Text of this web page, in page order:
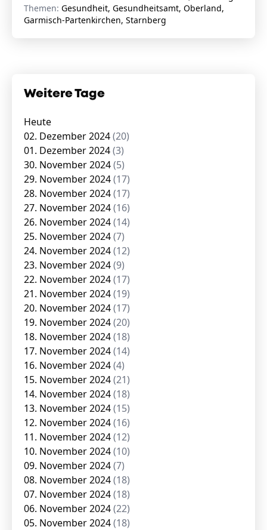
Themen: Gesundheit, Gesundheitsamt, Oberland,
Garmisch-Partenkirchen, Starnberg
Weitere Tage
Heute
02. Dezember 2024(20)
01. Dezember 2024(3)
30. November 2024(5)
29. November 2024(17)
28. November 2024(17)
27. November 2024(16)
26. November 2024(14)
25. November 2024(7)
24. November 2024(12)
23. November 2024(9)
22. November 2024(17)
21. November 2024(19)
20. November 2024(17)
19. November 2024(20)
18. November 2024(18)
17. November 2024(14)
16. November 2024(4)
15. November 2024(21)
14. November 2024(18)
13. November 2024(15)
12. November 2024(16)
11. November 2024(12)
10. November 2024(10)
09. November 2024(7)
08. November 2024(18)
07. November 2024(18)
06. November 2024(22)
05. November 2024(18)